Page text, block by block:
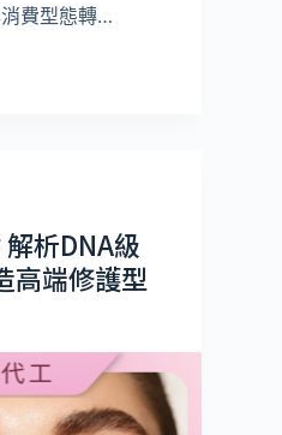
費型態轉…
析DNA級
高端修護型